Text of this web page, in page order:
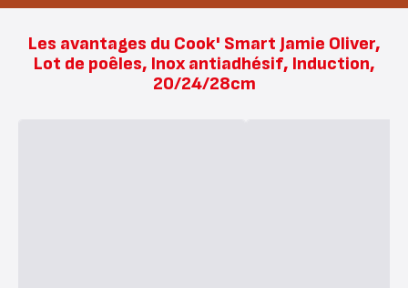
Les avantages du Cook' Smart Jamie Oliver,
Lot de poêles, Inox antiadhésif, Induction,
20/24/28cm